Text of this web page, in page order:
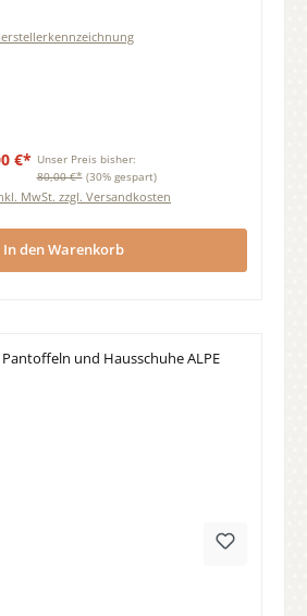
€* Unser Preis bisher:
80,00 €* (30% gespart)
MwSt. zzgl. Versandkosten
In den Warenkorb